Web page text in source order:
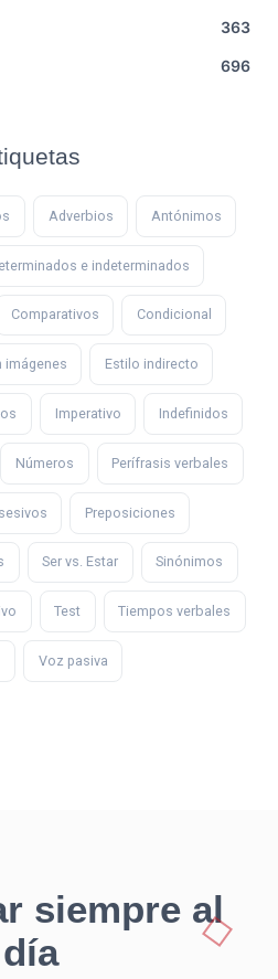
363
696
Adverbios Antónimos
e indeterminados
Comparativos Condicional
imágenes Estilo indirecto
Imperativo Indefinidos
Números Perífrasis verbales
Preposiciones
Ser vs. Estar Sinónimos
Test Tiempos verbales
Voz pasiva
siempre al
día